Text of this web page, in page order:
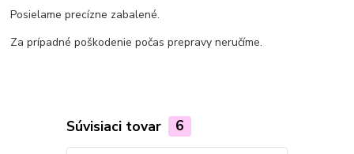
Posielame precízne zabalené.
Za prípadné poškodenie počas prepravy neručíme.
Súvisiaci tovar 6